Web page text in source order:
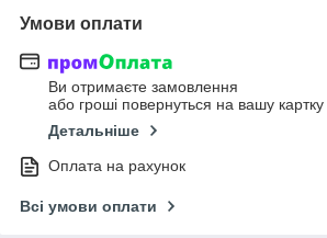
Умови оплати
Ви отримаєте замовлення
або гроші повернуться на вашу картку
Детальніше
Оплата на рахунок
Всі умови оплати